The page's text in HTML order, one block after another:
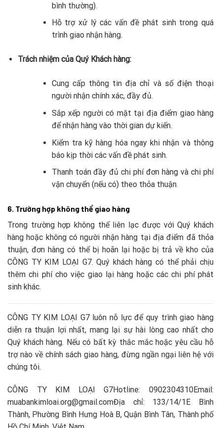
bình thường).
Hỗ trợ xử lý các vấn đề phát sinh trong quá
trình giao nhận hàng.
Trách nhiệm của Quý Khách hàng:
Cung cấp thông tin địa chỉ và số điện thoại
người nhận chính xác, đầy đủ.
Sắp xếp người có mặt tại địa điểm giao hàng
để nhận hàng vào thời gian dự kiến.
Kiểm tra kỹ hàng hóa ngay khi nhận và thông
báo kịp thời các vấn đề phát sinh.
Thanh toán đầy đủ chi phí đơn hàng và chi phí
vận chuyển (nếu có) theo thỏa thuận.
6. Trường hợp không thể giao hàng
Trong trường hợp không thể liên lạc được với Quý khách
hàng hoặc không có người nhận hàng tại địa điểm đã thỏa
thuận, đơn hàng có thể bị hoãn lại hoặc bị trả về kho của
CÔNG TY KIM LOẠI G7. Quý khách hàng có thể phải chịu
thêm chi phí cho việc giao lại hàng hoặc các chi phí phát
sinh khác.
CÔNG TY KIM LOẠI G7 luôn nỗ lực để quy trình giao hàng
diễn ra thuận lợi nhất, mang lại sự hài lòng cao nhất cho
Quý khách hàng. Nếu có bất kỳ thắc mắc hoặc yêu cầu hỗ
trợ nào về chính sách giao hàng, đừng ngần ngại liên hệ với
chúng tôi.
CÔNG TY KIM LOẠI G7Hotline: 0902304310Email:
muabankimloai.org@gmail.comĐịa chỉ: 133/14/1E Bình
Thành, Phường Bình Hưng Hoà B, Quận Bình Tân, Thành phố